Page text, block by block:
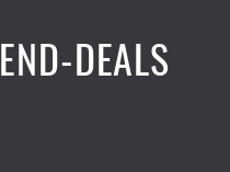
DEALS